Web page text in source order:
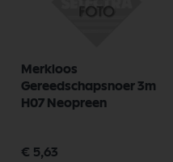
Merkloos
Gereedschapsnoer 3m
H07 Neopreen
€ 5,63